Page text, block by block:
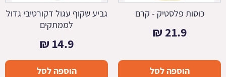
כוסות פלסטיק - קרם
21.9
₪
הוספה לסל
גביע שקוף עגול דקורטיבי גדול
לממתקים
14.9
₪
הוספה לסל